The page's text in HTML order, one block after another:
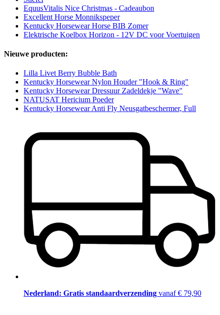
EquusVitalis Nice Christmas - Cadeaubon
Excellent Horse Monnikspeper
Kentucky Horsewear Horse BIB Zomer
Elektrische Koelbox Horizon - 12V DC voor Voertuigen
Nieuwe producten:
Lilla Livet Berry Bubble Bath
Kentucky Horsewear Nylon Houder "Hook & Ring"
Kentucky Horsewear Dressuur Zadeldekje "Wave"
NATUSAT Hericium Poeder
Kentucky Horsewear Anti Fly Neusgatbeschermer, Full
Nederland: Gratis standaardverzending vanaf € 79,90